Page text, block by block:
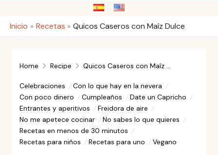
Inicio Recetas Quicos Caseros con Maíz Dulce
Home Recipe Quicos Caseros con Maíz Dulce
Celebraciones
Con lo que hay en la nevera
Con poco dinero
Cumpleaños
Date un Capricho
Entrantes y aperitivos
Freidora de aire
No me apetece cocinar
No sabes lo que quieres
Recetas en menos de 30 minutos
Recetas para niños
Recetas para uno Vegano